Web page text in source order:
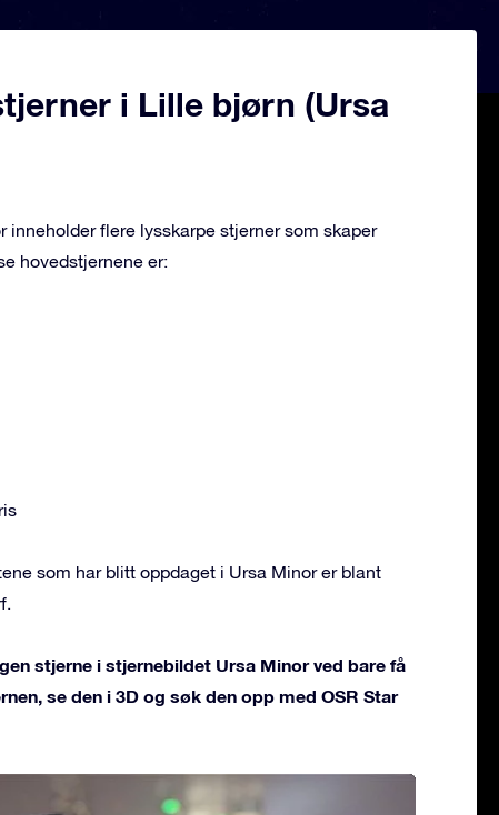
i Lille bjørn (Ursa
inneholder flere lysskarpe stjerner som skaper
hovedstjernene er:
som har blitt oppdaget i Ursa Minor er blant
stjerne i stjernebildet Ursa Minor ved bare få
se den i 3D og søk den opp med OSR Star